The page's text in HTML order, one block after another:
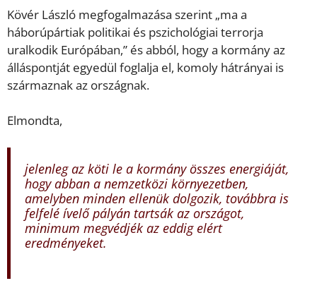
Kövér László megfogalmazása szerint „ma a
háborúpártiak politikai és pszichológiai terrorja
uralkodik Európában,” és abból, hogy a kormány az
álláspontját egyedül foglalja el, komoly hátrányai is
származnak az országnak.
Elmondta,
jelenleg az köti le a kormány összes energiáját,
hogy abban a nemzetközi környezetben,
amelyben minden ellenük dolgozik, továbbra is
felfelé ívelő pályán tartsák az országot,
minimum megvédjék az eddig elért
eredményeket.